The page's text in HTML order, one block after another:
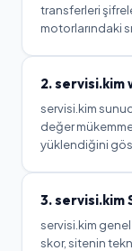
transferleri
motorlarındaki
2.servisi.kim
servisi.kim
değer
yüklendiğini
3.servisi.kim
servisi.kim
skor, sitenin